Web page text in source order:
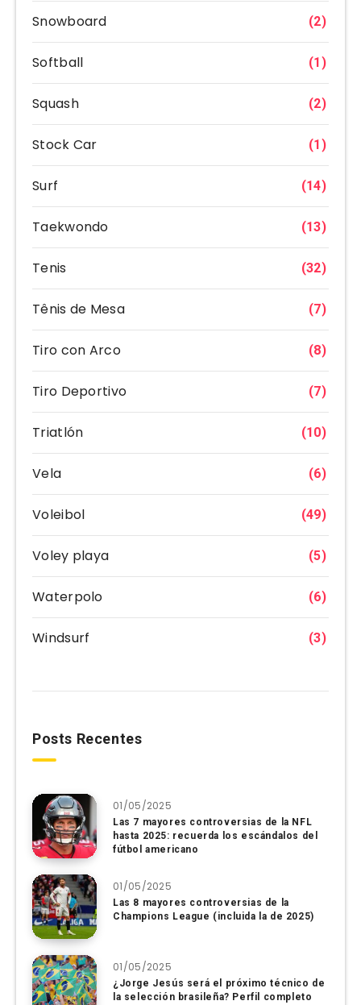
Snowboard (2)
Softball (1)
Squash (2)
Stock Car (1)
Surf (14)
Taekwondo (13)
Tenis (32)
Tênis de Mesa (7)
Tiro con Arco (8)
Tiro Deportivo (7)
Triatlón (10)
Vela (6)
Voleibol (49)
Voley playa (5)
Waterpolo (6)
Windsurf (3)
Posts Recentes
01/05/2025
Las 7 mayores controversias de la NFL
hasta 2025: recuerda los escándalos del
fútbol americano
01/05/2025
Las 8 mayores controversias de la
Champions League (incluida la de 2025)
01/05/2025
¿Jorge Jesús será el próximo técnico de
la selección brasileña? Perfil completo